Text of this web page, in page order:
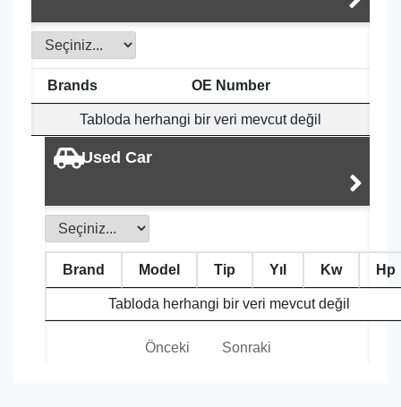
Brands OE Number
Tabloda herhangi bir veri mevcut değil
Used Car
Brand Model Tip Yıl Kw Hp
Tabloda herhangi bir veri mevcut değil
Önceki Sonraki